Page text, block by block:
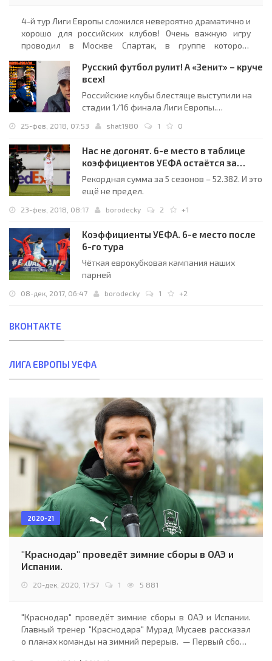
4-й тур Лиги Европы сложился невероятно драматично и
хорошо для российских клубов! Очень важную игру
проводил в Москве Спартак, в группе которого
Рейнджерс приехал с намерением бороться и...
Русский футбол рулит! А «Зенит» – круче
всех!
Российские клубы блестяще выступили на
стадии 1/16 финала Лиги Европы.
коэффициентов УЕФА укрепилось:
ближе. Михаил Борзыкин рассказывает о
главных рейтинговых интригах и называет
самый успешный российский клуб
последнего времени.
25-фев, 2018, 07:53 shat1980 1 0
Нас не догонят. 6-е место в таблице
коэффициентов УЕФА остаётся за
Россией
Рекордная сумма за 5 сезонов – 52.382. И это
ещё не предел.
23-фев, 2018, 08:17 borodecky 2 +1
Коэффициенты УЕФА. 6-е место после
6-го тура
Чёткая еврокубковая кампания наших
парней
08-дек, 2017, 06:47 borodecky 1 +2
ВКОНТАКТЕ
ЛИГА ЕВРОПЫ УЕФА
2020-21
"Краснодар" проведёт зимние сборы в ОАЭ и
Испании.
20-дек, 2020, 17:57 1 5 881
"Краснодар" проведёт зимние сборы в ОАЭ и Испании.
Главный тренер "Краснодара" Мурад Мусаев рассказал
о планах команды на зимний перерыв. — Первый сбор с